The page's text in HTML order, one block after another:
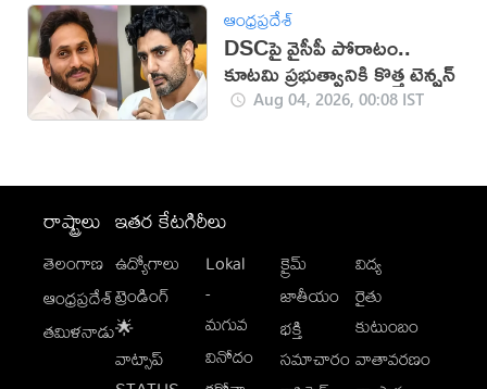
ఆంధ్రప్రదేశ్
DSCపై వైసీపీ పోరాటం..
కూటమి ప్రభుత్వానికి కొత్త టెన్షన్
Aug 04, 2026, 00:08 IST
రాష్ట్రాలు
తెలంగాణ
ఆంధ్రప్రదేశ్
తమిళనాడు
ఇతర కేటగిరీలు
ఉద్యోగాలు
ట్రెండింగ్
🌟
వాట్సాప్
Lokal
-
మగువ
వినోదం
క్రైమ్
జాతీయం
భక్తి
సమాచారం
విద్య
రైతు
కుటుంబం
వాతావరణం